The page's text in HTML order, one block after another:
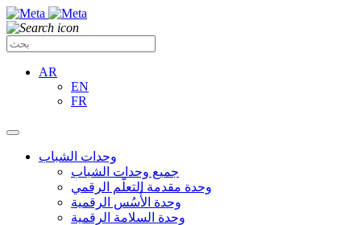
AR
EN
FR
وحدات الشباب
جميع وحدات الشباب
وحدة مقدمة التعلّم الرقمي
وحدة الأُسُس الرقمية
وحدة السلامة الرقمية